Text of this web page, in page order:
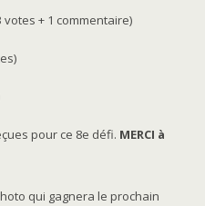
votes + 1 commentaire)
pour ce 8e défi. MERCI à
qui gagnera le prochain